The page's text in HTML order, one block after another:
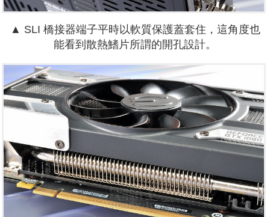
▲ SLI 橋接器端子平時以軟質保護蓋套住，這角度也
能看到散熱鰭片所謂的開孔設計。